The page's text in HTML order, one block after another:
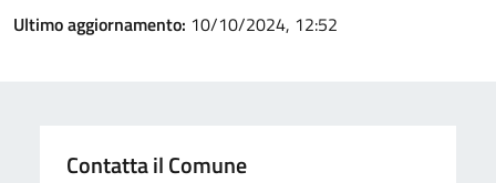
Ultimo aggiornamento: 10/10/2024, 12:52
Contatta il Comune